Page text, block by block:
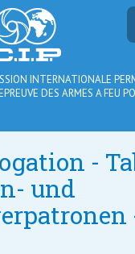
INTERNATIONALE
DES ARMES A FEU
-
und